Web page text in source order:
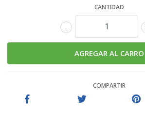
CANTIDAD
-
COMPARTIR